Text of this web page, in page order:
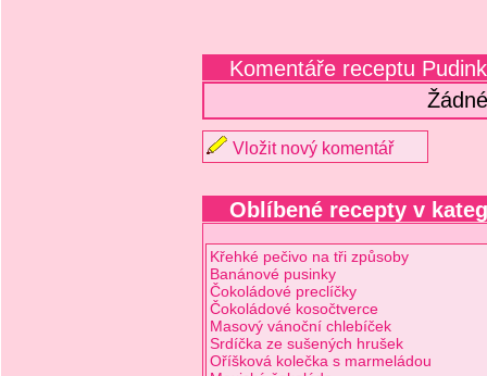
Komentáře receptu
Vložit nový komentář
Oblíbené recepty v
Křehké pečivo na tři způsoby
Banánové pusinky
Čokoládové preclíčky
Čokoládové kosočtverce
Masový vánoční chlebíček
Srdíčka ze sušených hrušek
Oříšková kolečka s marmeládou